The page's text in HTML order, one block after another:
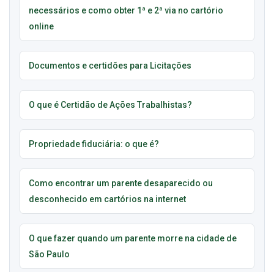
necessários e como obter 1ª e 2ª via no cartório
online
Documentos e certidões para Licitações
O que é Certidão de Ações Trabalhistas?
Propriedade fiduciária: o que é?
Como encontrar um parente desaparecido ou
desconhecido em cartórios na internet
O que fazer quando um parente morre na cidade de
São Paulo